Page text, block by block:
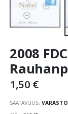
to
beginning
of
images
2008
1,50 €
SAATAVUUS: